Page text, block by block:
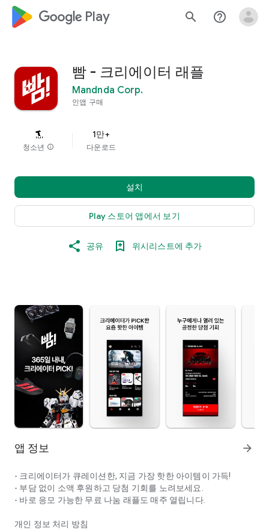
google_logo Play search help_outline
빰 - 크리에이터 래플
Mandnda Corp.
인앱 구매
청소년 info
1만+
다운로드
설치
Play 스토어 앱에서 보기
공유 위시리스트에 추가
앱 정보 arrow_forward
- 크리에이터가 큐레이션한, 지금 가장 핫한 아이템이 가득!
- 부담 없이 소액 후원하고 당첨 기회를 노려보세요.
- 바로 응모 가능한 무료 나눔 래플도 매주 열립니다.
개인 정보 처리 방침